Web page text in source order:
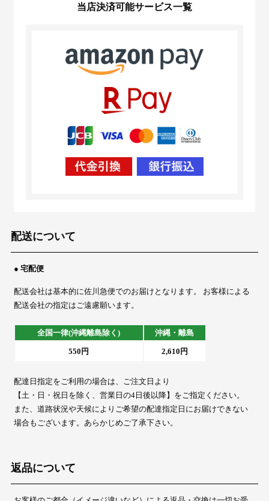
当店決済可能サービス一覧
配送について
● 宅配便
配送会社は基本的に佐川急便でのお届けとなります。 お客様による
配送会社の指定はご遠慮願います。
全国一律(沖縄離島除く) 沖縄・離島
550円 2,610円
配達日指定をご利用の場合は、ご注文日より
【土・日・祝日を除く、営業日の4日後以降】をご指定ください。
また、道路状況や天候によりご希望の配達指定日にお届けできない
場合もございます。あらかじめご了承下さい。
返品について